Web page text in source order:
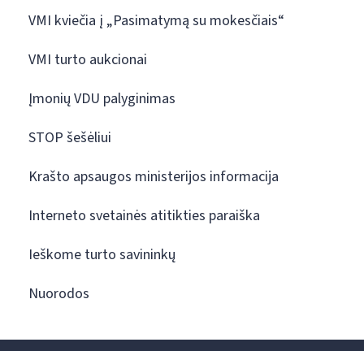
VMI kviečia į „Pasimatymą su mokesčiais“
VMI turto aukcionai
Įmonių VDU palyginimas
STOP šešėliui
Krašto apsaugos ministerijos informacija
Interneto svetainės atitikties paraiška
Ieškome turto savininkų
Nuorodos